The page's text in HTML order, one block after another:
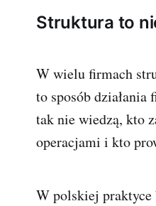
Struktura to
W wielu firmach
to sposób
tak nie wiedzą, kto
operacjami i kto
W polskiej praktyce